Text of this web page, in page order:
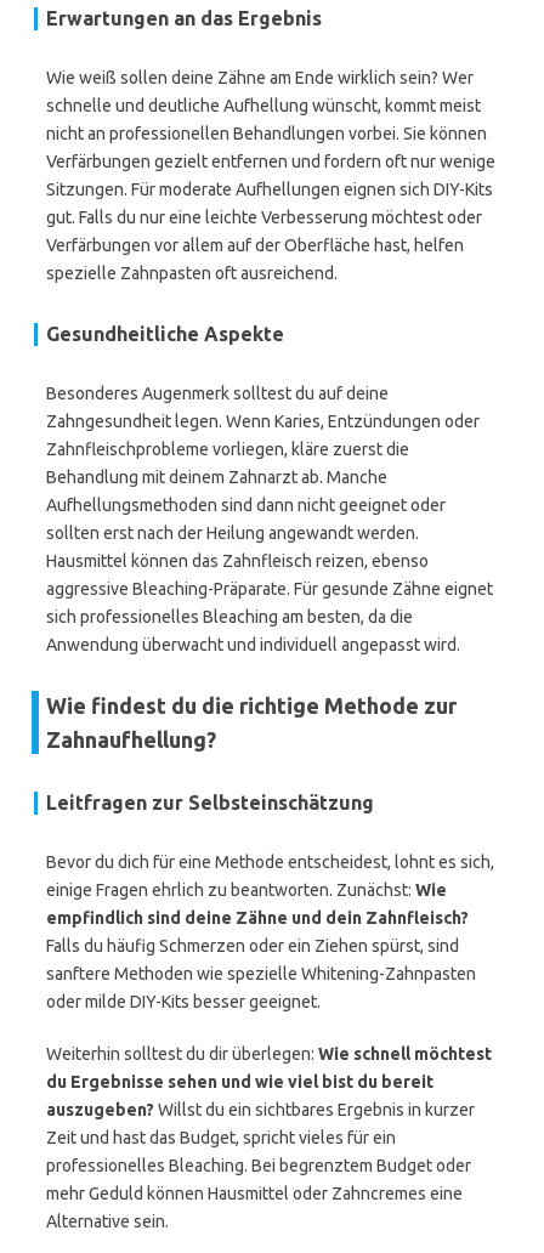
Erwartungen an das Ergebnis
Wie weiß sollen deine Zähne am Ende wirklich sein? Wer
schnelle und deutliche Aufhellung wünscht, kommt meist
nicht an professionellen Behandlungen vorbei. Sie können
Verfärbungen gezielt entfernen und fordern oft nur wenige
Sitzungen. Für moderate Aufhellungen eignen sich DIY-Kits
gut. Falls du nur eine leichte Verbesserung möchtest oder
Verfärbungen vor allem auf der Oberfläche hast, helfen
spezielle Zahnpasten oft ausreichend.
Gesundheitliche Aspekte
Besonderes Augenmerk solltest du auf deine
Zahngesundheit legen. Wenn Karies, Entzündungen oder
Zahnfleischprobleme vorliegen, kläre zuerst die
Behandlung mit deinem Zahnarzt ab. Manche
Aufhellungsmethoden sind dann nicht geeignet oder
sollten erst nach der Heilung angewandt werden.
Hausmittel können das Zahnfleisch reizen, ebenso
aggressive Bleaching-Präparate. Für gesunde Zähne eignet
sich professionelles Bleaching am besten, da die
Anwendung überwacht und individuell angepasst wird.
Wie findest du die richtige Methode zur
Zahnaufhellung?
Leitfragen zur Selbsteinschätzung
Bevor du dich für eine Methode entscheidest, lohnt es sich,
einige Fragen ehrlich zu beantworten. Zunächst: Wie
empfindlich sind deine Zähne und dein Zahnfleisch?
Falls du häufig Schmerzen oder ein Ziehen spürst, sind
sanftere Methoden wie spezielle Whitening-Zahnpasten
oder milde DIY-Kits besser geeignet.
Weiterhin solltest du dir überlegen: Wie schnell möchtest
du Ergebnisse sehen und wie viel bist du bereit
auszugeben? Willst du ein sichtbares Ergebnis in kurzer
Zeit und hast das Budget, spricht vieles für ein
professionelles Bleaching. Bei begrenztem Budget oder
mehr Geduld können Hausmittel oder Zahncremes eine
Alternative sein.